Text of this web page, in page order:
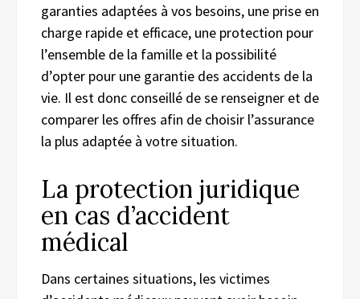
garanties adaptées à vos besoins, une prise en
charge rapide et efficace, une protection pour
l’ensemble de la famille et la possibilité
d’opter pour une garantie des accidents de la
vie. Il est donc conseillé de se renseigner et de
comparer les offres afin de choisir l’assurance
la plus adaptée à votre situation.
La protection juridique
en cas d’accident
médical
Dans certaines situations, les victimes